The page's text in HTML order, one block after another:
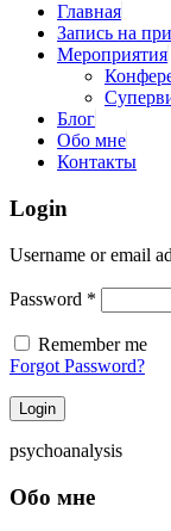
Главная
Запись на
Мероприятия
Блог
Обо мне
Контакты
Login
Username or email
Password *
Remember me
Forgot Password?
Login
psychoanalysis
Обо мне